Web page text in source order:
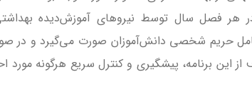
فصل سال توسط نیروهای آموزش‌دیده
حریم شخصی دانش‌آموزان صورت می‌گیرد و در
این برنامه، پیشگیری و کنترل سریع هرگونه مورد